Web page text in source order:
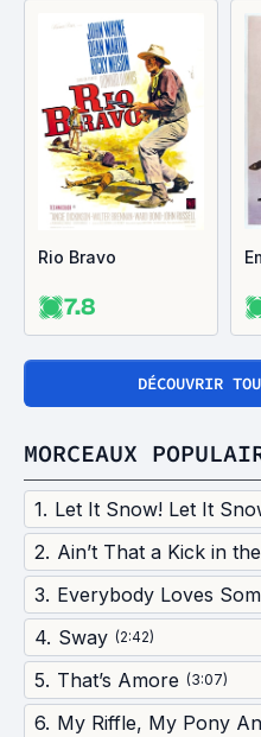
Rio Bravo
7.8
DÉCOUVRIR
MORCEAUX
1.
2. Ain’t That a Kick in
3. Everybody Loves
4. Sway (2:42)
5. That’s Amore (3:07)
6.